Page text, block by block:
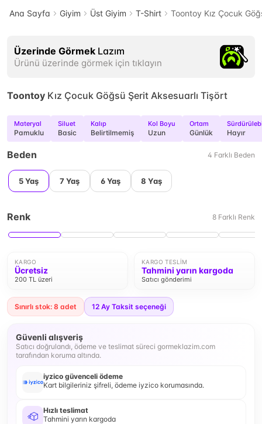
Ana Sayfa Giyim Üst Giyim T-Shirt Toontoy Kız Çocuk
Üzerinde Görmek Lazım
Ürünü üzerinde görmek için tıklayın
Toontoy Kız Çocuk Göğsü Şerit Aksesuarlı Tişört
Materyal
Pamuklu
Siluet
Basic
Kalıp
Belirtilmemiş
Kol Boyu
Uzun
Ortam
Günlük Hayır
Beden 4 Farklı Beden
5 Yaş 7 Yaş 6 Yaş 8 Yaş
Renk 8 Farklı Renk
KARGO
Ücretsiz
200 TL üzeri
KARGO TESLIM
Tahmini yarın kargoda
Satıcı gönderimi
Sınırlı stok: 8 adet 12 Ay Taksit seçeneği
Güvenli alışveriş
Satıcı doğrulandı, ödeme ve teslimat süreci gormeklazim.com
tarafından koruma altında.
iyzico güvenceli ödeme
Kart bilgileriniz şifreli, ödeme iyzico korumasında.
Hızlı teslimat
Tahmini yarın kargoda